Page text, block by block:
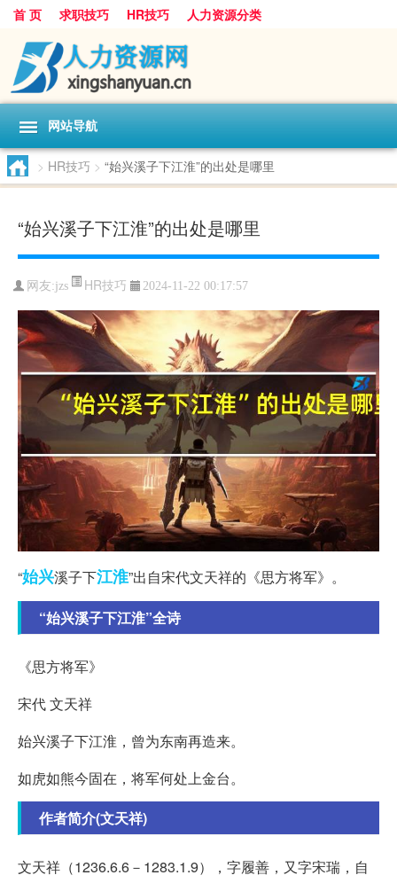
首 页 求职技巧 HR技巧 人力资源分类
网站导航
> HR技巧 > “始兴溪子下江淮”的出处是哪里
“始兴溪子下江淮”的出处是哪里
网友:jzs HR技巧 2024-11-22 00:17:57
“始兴溪子下江淮”出自宋代文天祥的《思方将军》。
“始兴溪子下江淮”全诗
《思方将军》
宋代 文天祥
始兴溪子下江淮，曾为东南再造来。
如虎如熊今固在，将军何处上金台。
作者简介(文天祥)
文天祥（1236.6.6－1283.1.9），字履善，又字宋瑞，自